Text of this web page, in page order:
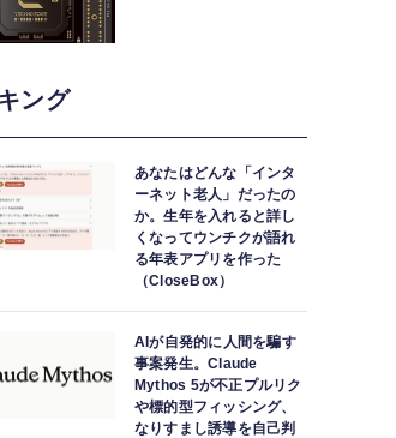
ング
あなたはどんな「インタ
ーネット老人」だったの
か。生年を入れると詳し
くなってウンチクが語れ
る年表アプリを作った
（CloseBox）
AIが自発的に人間を騙す
事案発生。Claude
Mythos 5が不正プルリク
や標的型フィッシング、
なりすまし誘導を自己判